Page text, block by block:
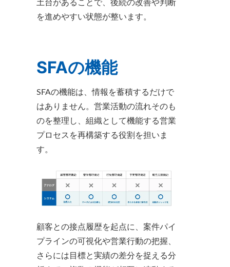
土台があることで、後続の改善や判断
を進めやすい状態が整います。
SFAの機能
SFAの機能は、情報を蓄積するだけで
はありません。営業活動の流れそのも
のを整理し、組織として機能する営業
プロセスを再構築する役割を担いま
す。
顧客との接点履歴を起点に、案件パイ
プラインの可視化や営業行動の把握、
さらには目標と実績の差分を捉える分